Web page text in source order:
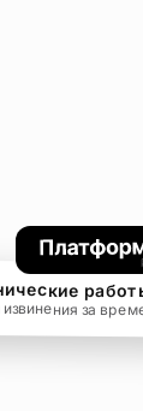
за